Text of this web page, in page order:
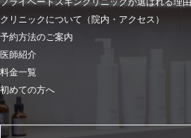
クリニックについて（院内・アクセス）
予約方法のご案内
医師紹介
料金一覧
初めての方へ